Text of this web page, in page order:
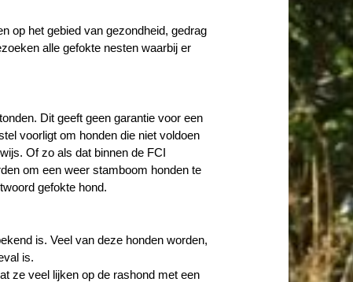
op het gebied van gezondheid, gedrag
alle gefokte nesten waarbij er
Dit geeft geen garantie voor een
voorligt om honden die niet voldoen
Of zo als dat binnen de FCI
om een weer stamboom honden te
gefokte hond.
is. Veel van deze honden worden,
is.
ze veel lijken op de rashond met een